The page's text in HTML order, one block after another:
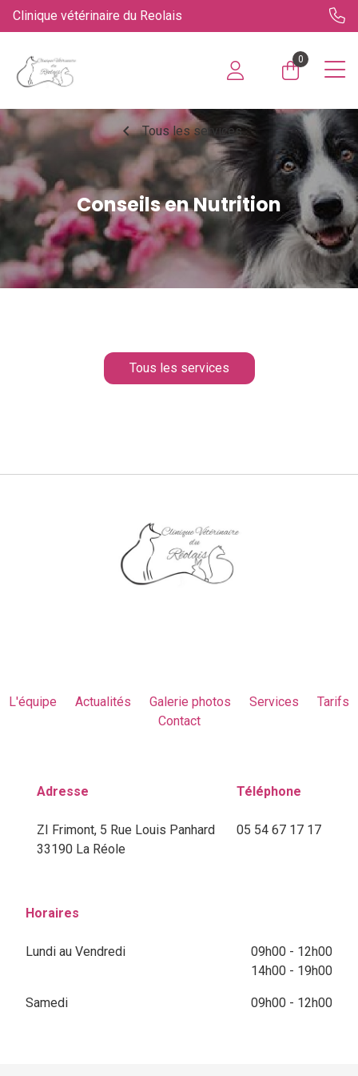
Clinique vétérinaire du Reolais
0
chevron_left Tous les services
Conseils en Nutrition
Tous les services
L'équipe Actualités Galerie photos Services
Tarifs
Contact
Adresse
ZI Frimont, 5 Rue Louis Panhard
33190 La Réole
Téléphone
05 54 67 17 17
Horaires
Lundi au Vendredi
09h00 - 12h00
14h00 - 19h00
Samedi 09h00 - 12h00